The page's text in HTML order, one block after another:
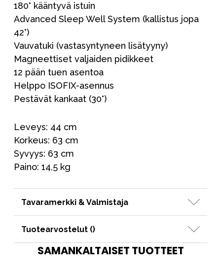
180° kääntyvä istuin
Advanced Sleep Well System (kallistus jopa
42°)
Vauvatuki (vastasyntyneen lisätyyny)
Magneettiset valjaiden pidikkeet
12 pään tuen asentoa
Helppo ISOFIX-asennus
Pestävät kankaat (30°)
Leveys: 44 cm
Korkeus: 63 cm
Syvyys: 63 cm
Paino: 14,5 kg
Tavaramerkki & Valmistaja
Tuotearvostelut ()
SAMANKALTAISET TUOTTEET